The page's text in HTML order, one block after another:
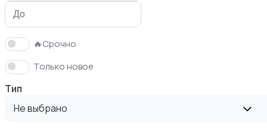
Накопители данных и картридеры
🔥Срочно
Только новое
Тип
Не выбрано